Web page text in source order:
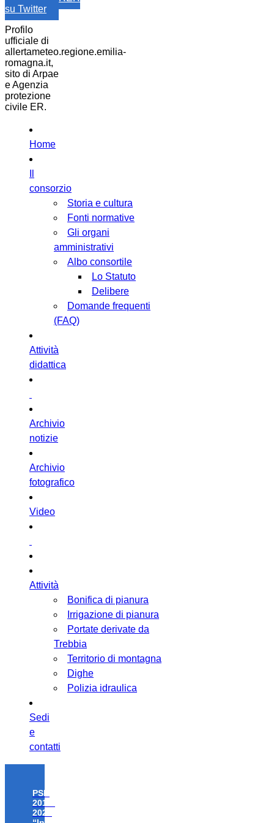
su Twitter
Profilo
ufficiale di
allertameteo.regione.emilia-
romagna.it,
sito di Arpae
e Agenzia
protezione
civile ER.
Home
consorzio
Storia e cultura
Fonti normative
Gli organi
amministrativi
Albo consortile
Lo Statuto
Delibere
Domande frequenti
(FAQ)
Attività
didattica
Archivio
notizie
Archivio
fotografico
Video
Attività
Bonifica di pianura
Irrigazione di pianura
Portate derivate da
Trebbia
Territorio di montagna
Dighe
Polizia idraulica
Sedi
e
contatti
PSR
2014-
2020